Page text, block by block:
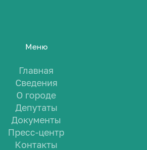
Меню
Главная
Сведения
О городе
Депутаты
Документы
Пресс-центр
Контакты